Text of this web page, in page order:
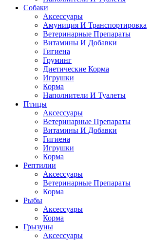
Собаки
Аксессуары
Амуниция И Транспортировка
Ветеринарные Препараты
Витамины И Добавки
Гигиена
Груминг
Диетические Корма
Игрушки
Корма
Наполнители И Туалеты
Птицы
Аксессуары
Ветеринарные Препараты
Витамины И Добавки
Гигиена
Игрушки
Корма
Рептилии
Аксессуары
Ветеринарные Препараты
Корма
Рыбы
Аксессуары
Корма
Грызуны
Аксессуары